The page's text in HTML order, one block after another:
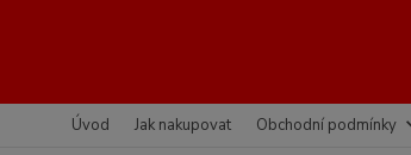
Úvod Jak nakupovat Obchodní podmínky